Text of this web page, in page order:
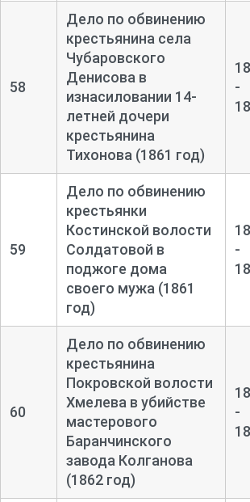
58
Дело по обвинению
крестьянина села
Чубаровского
Денисова в
изнасиловании 14-
летней дочери
крестьянина
Тихонова (1861 год)
-
59
Дело по обвинению
крестьянки
Костинской волости
Солдатовой в
поджоге дома
своего мужа (1861
год)
-
60
Дело по обвинению
крестьянина
Покровской волости
Хмелева в убийстве
мастерового
Баранчинского
завода Колганова
(1862 год)
-